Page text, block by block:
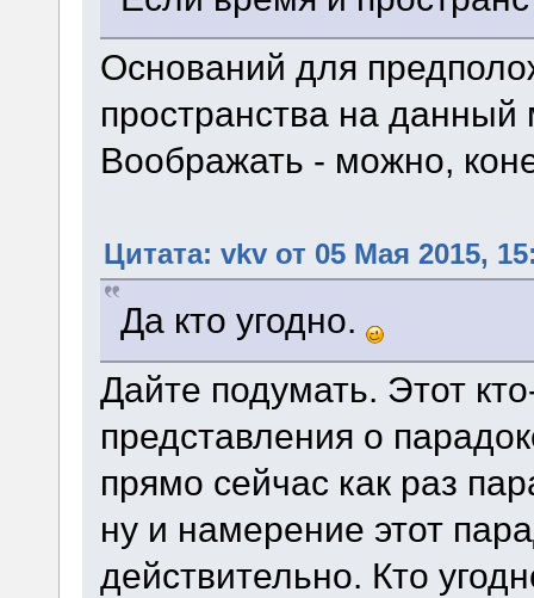
Оснований для
пространства на
Воображать - можно,
Цитата: vkv от 05 Мая 2015,
Да кто угодно.
Дайте подумать. Этот
представления о
прямо сейчас как раз
ну и намерение этот
действительно. Кто